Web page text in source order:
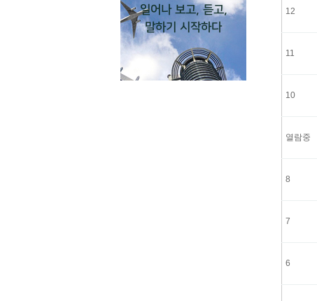
12
11
10
열람중
8
7
6
일어나 보고, 듣고,
말하기 시작하다